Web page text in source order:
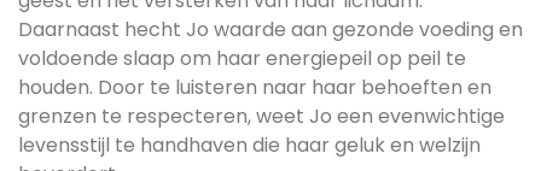
Daarnaast hecht Jo waarde aan gezonde voeding en
voldoende slaap om haar energiepeil op peil te
houden. Door te luisteren naar haar behoeften en
grenzen te respecteren, weet Jo een evenwichtige
levensstijl te handhaven die haar geluk en welzijn